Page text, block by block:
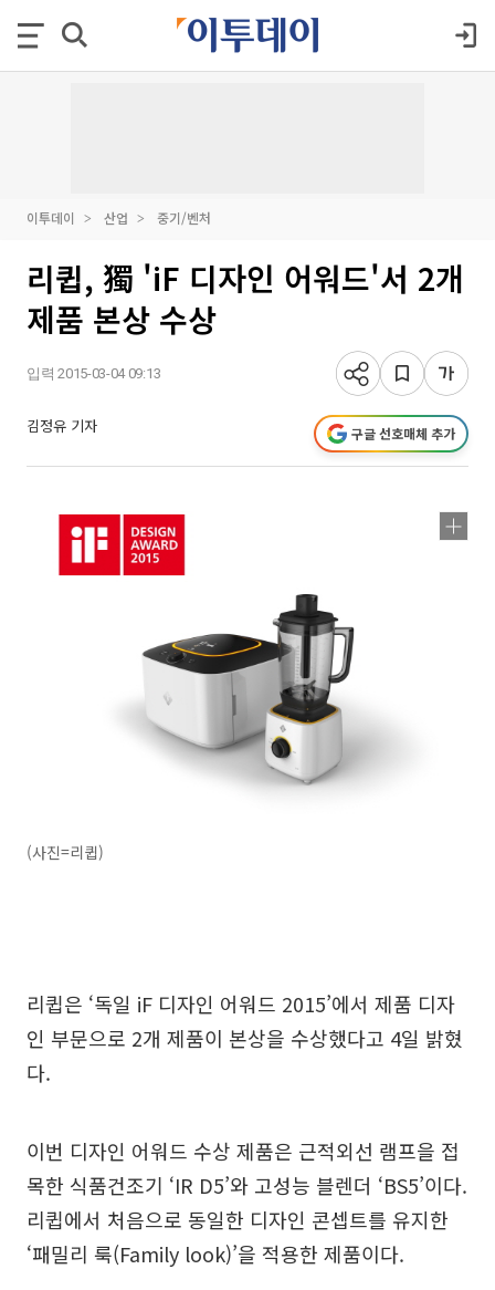
이투데이 산업 중기/벤처
리큅, 獨 'iF 디자인 어워드'서 2개
제품 본상 수상
입력 2015-03-04 09:13
김정유 기자 구글 선호매체 추가
(사진=리큅)
리큅은 ‘독일 iF 디자인 어워드 2015’에서 제품 디자
인 부문으로 2개 제품이 본상을 수상했다고 4일 밝혔
다.
이번 디자인 어워드 수상 제품은 근적외선 램프을 접
목한 식품건조기 ‘IR D5’와 고성능 블렌더 ‘BS5’이다.
리큅에서 처음으로 동일한 디자인 콘셉트를 유지한
‘패밀리 룩(Family look)’을 적용한 제품이다.